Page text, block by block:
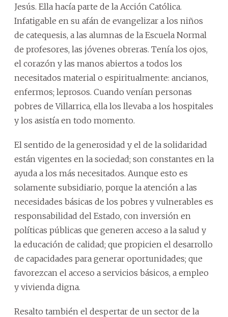
Jesús. Ella hacía parte de la Acción Católica.
Infatigable en su afán de evangelizar a los niños
de catequesis, a las alumnas de la Escuela Normal
de profesores, las jóvenes obreras. Tenía los ojos,
el corazón y las manos abiertos a todos los
necesitados material o espiritualmente: ancianos,
enfermos; leprosos. Cuando venían personas
pobres de Villarrica, ella los llevaba a los hospitales
y los asistía en todo momento.
El sentido de la generosidad y el de la solidaridad
están vigentes en la sociedad; son constantes en la
ayuda a los más necesitados. Aunque esto es
solamente subsidiario, porque la atención a las
necesidades básicas de los pobres y vulnerables es
responsabilidad del Estado, con inversión en
políticas públicas que generen acceso a la salud y
la educación de calidad; que propicien el desarrollo
de capacidades para generar oportunidades; que
favorezcan el acceso a servicios básicos, a empleo
y vivienda digna.
Resalto también el despertar de un sector de la